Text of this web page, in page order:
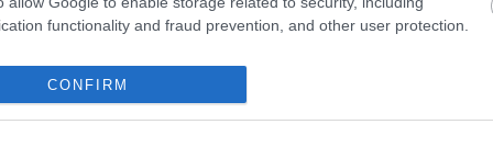
functionality and fraud prevention, and other user protection.
CONFIRM